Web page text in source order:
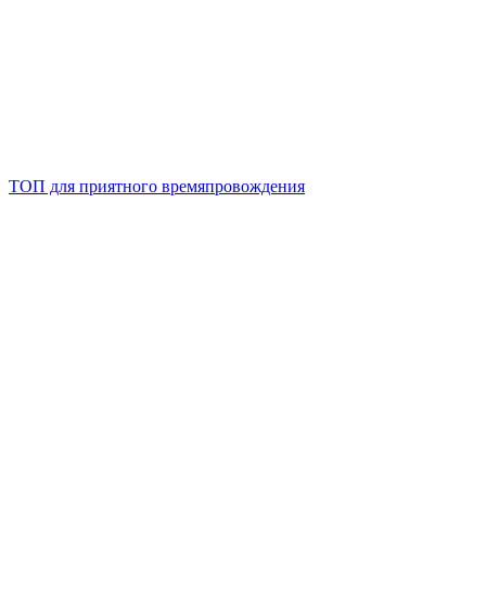
ТОП для приятного времяпровождения